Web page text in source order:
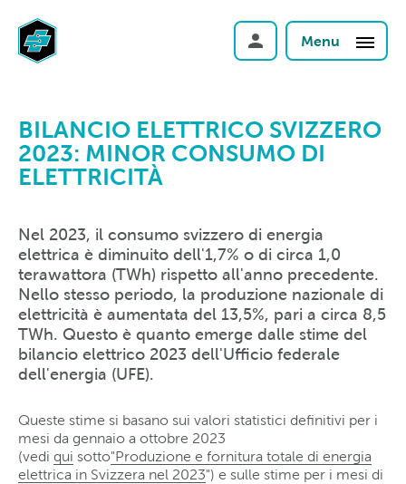
Menu
BILANCIO ELETTRICO SVIZZERO
2023: MINOR CONSUMO DI
ELETTRICITÀ
Nel 2023, il consumo svizzero di energia
elettrica è diminuito dell'1,7% o di circa 1,0
terawattora (TWh) rispetto all'anno precedente.
Nello stesso periodo, la produzione nazionale di
elettricità è aumentata del 13,5%, pari a circa 8,5
TWh. Questo è quanto emerge dalle stime del
bilancio elettrico 2023 dell'Ufficio federale
dell'energia (UFE).
Queste stime si basano sui valori statistici definitivi per i
mesi da gennaio a ottobre 2023
(vedi qui sotto"Produzione e fornitura totale di energia
elettrica in Svizzera nel 2023") e sulle stime per i mesi di